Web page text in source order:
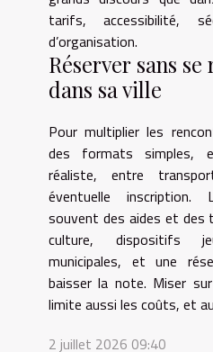
tarifs, accessibilité,
d’organisation.
Réserver sans
dans sa ville
Pour multiplier les
des formats simples,
réaliste, entre
éventuelle inscription.
souvent des aides et
culture, dispositifs
municipales, et une
baisser la note. Miser
limite aussi les coûts, et
2 juillet 2026 09:40